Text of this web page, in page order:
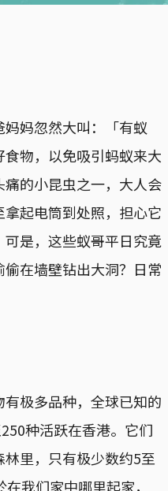
妈忽然大叫：「有蚁
物，以免吸引蚂蚁来大
的小昆虫之一，大人会
起电筒到处照，担心它
是，这些蚁哥平日究竟
在墙壁钻出大洞？日常
极多品种，全球已知的
种活跃在香港。它们
里，只有极少数约5至
我们家中哪里起家，